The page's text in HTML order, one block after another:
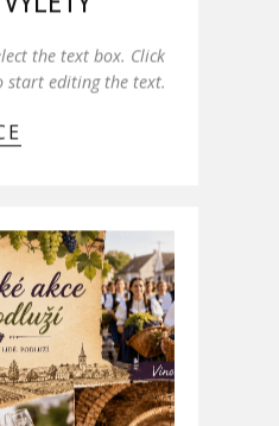
the text box. Click
start editing the text.